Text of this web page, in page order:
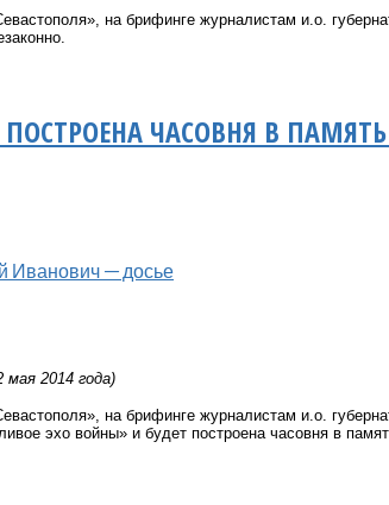
на брифинге журналистам и.о.
ЧАСОВНЯ В
Иванович — досье
2014 года)
на брифинге журналистам и.о.
эхо войны» и будет построена часовня в